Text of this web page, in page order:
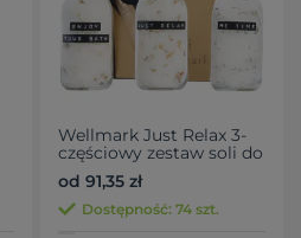
Wellmark Just Relax 3-
częściowy zestaw soli do
kąpieli, każda o
pojemności 200 ml
od 91,35 zł
Dostępność: 74 szt.